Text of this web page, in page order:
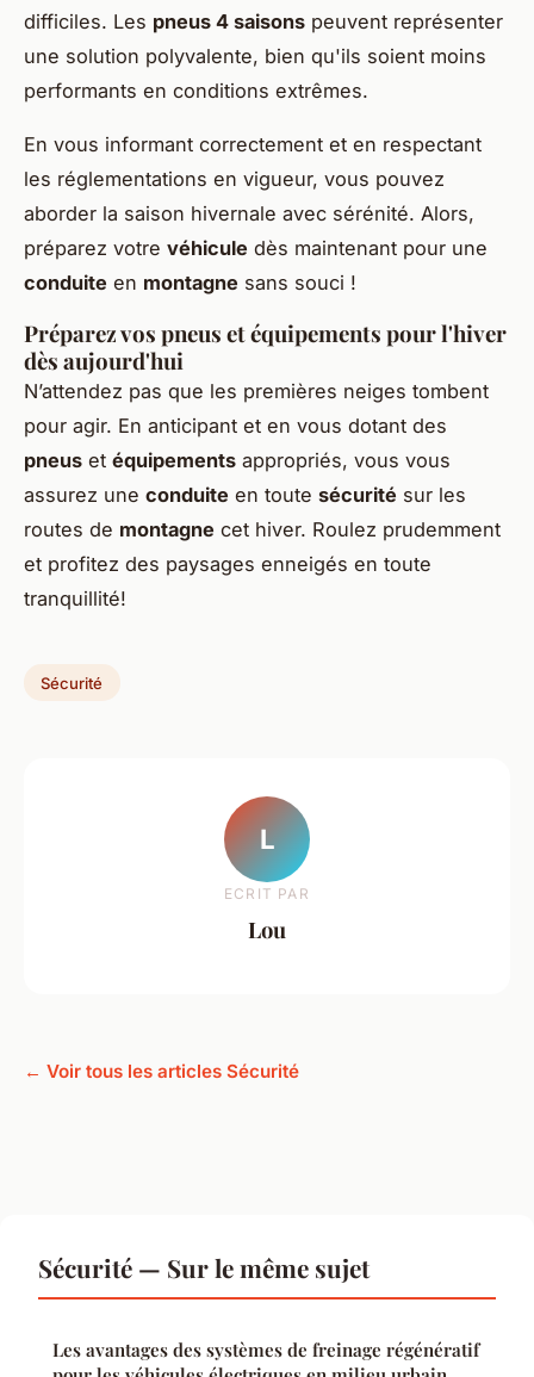
difficiles. Les pneus 4 saisons peuvent représenter
une solution polyvalente, bien qu'ils soient moins
performants en conditions extrêmes.
En vous informant correctement et en respectant
les réglementations en vigueur, vous pouvez
aborder la saison hivernale avec sérénité. Alors,
préparez votre véhicule dès maintenant pour une
conduite en montagne sans souci !
Préparez vos pneus et équipements pour l'hiver
dès aujourd'hui
N’attendez pas que les premières neiges tombent
pour agir. En anticipant et en vous dotant des
pneus et équipements appropriés, vous vous
assurez une conduite en toute sécurité sur les
routes de montagne cet hiver. Roulez prudemment
et profitez des paysages enneigés en toute
tranquillité!
Sécurité
L
ECRIT PAR
Lou
← Voir tous les articles Sécurité
Sécurité — Sur le même sujet
Les avantages des systèmes de freinage régénératif